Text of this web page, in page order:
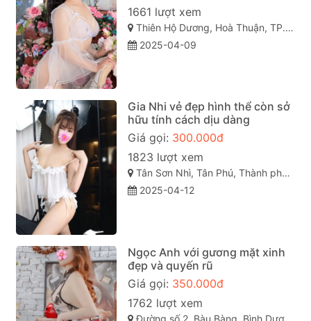
1661 lượt xem
Thiên Hộ Dương, Hoà Thuận, TP. Cao Lãnh, Đồng Tháp
2025-04-09
Gia Nhi vẻ đẹp hình thể còn sở
hữu tính cách dịu dàng
Giá gọi: 300.000đ
1823 lượt xem
Tân Sơn Nhì, Tân Phú, Thành phố Hồ Chí Minh
2025-04-12
Ngọc Anh với gương mặt xinh
đẹp và quyến rũ
Giá gọi: 350.000đ
1762 lượt xem
Đường số 2, Bàu Bàng, Bình Dương